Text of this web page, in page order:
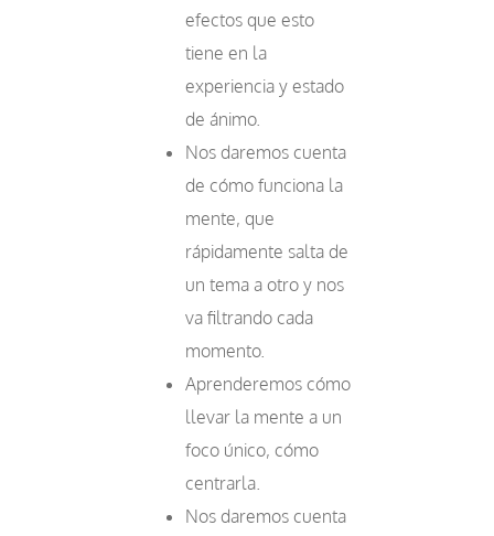
efectos que esto
tiene en la
experiencia y estado
de ánimo.
Nos daremos cuenta
de cómo funciona la
mente, que
rápidamente salta de
un tema a otro y nos
va filtrando cada
momento.
Aprenderemos cómo
llevar la mente a un
foco único, cómo
centrarla.
Nos daremos cuenta